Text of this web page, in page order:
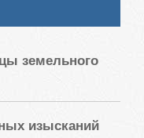
земельного
изысканий